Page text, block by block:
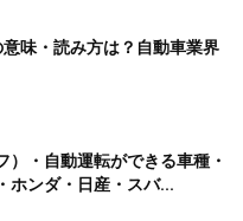
味・読み方は？自動車業界
）・自動運転ができる車種・
ホンダ・日産・スバ...